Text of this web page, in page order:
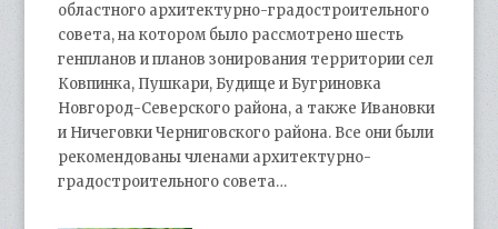
областного архитектурно-градостроительного
совета, на котором было рассмотрено шесть
генпланов и планов зонирования территории сел
Ковпинка, Пушкари, Будище и Бугриновка
Новгород-Северского района, а также Ивановки
и Ничеговки Черниговского района. Все они были
рекомендованы членами архитектурно-
градостроительного совета…